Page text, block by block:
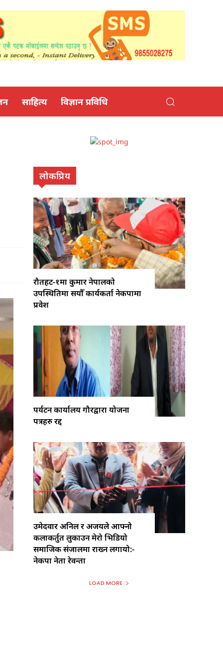
साहित्य विज्ञान प्रविधि
लोकप्रिय
रौतहट-१मा कुमार नेपालको
उपस्थितिमा सयौँ कार्यकर्ता नेकपामा
प्रवेश
पर्यटन कार्यालय गौरद्वारा योजना
पत्रहरु रद्द
उमेदवार अनिल र अजयले आफ्नो
कलाकर्तुत लुकाउन मेरो भिडियो
समाजिक संजालमा राख्न लगायो:-
नेकपा नेता रेवन्ता
LOAD MORE